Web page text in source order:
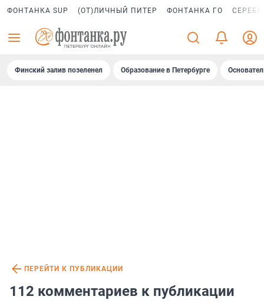
ФОНТАНКА SUP (ОТ)ЛИЧНЫЙ ПИТЕР ФОНТАНКА ГО
Финский залив позеленел Образование в Петербурге
ПЕРЕЙТИ К ПУБЛИКАЦИИ
112 комментариев к публикации